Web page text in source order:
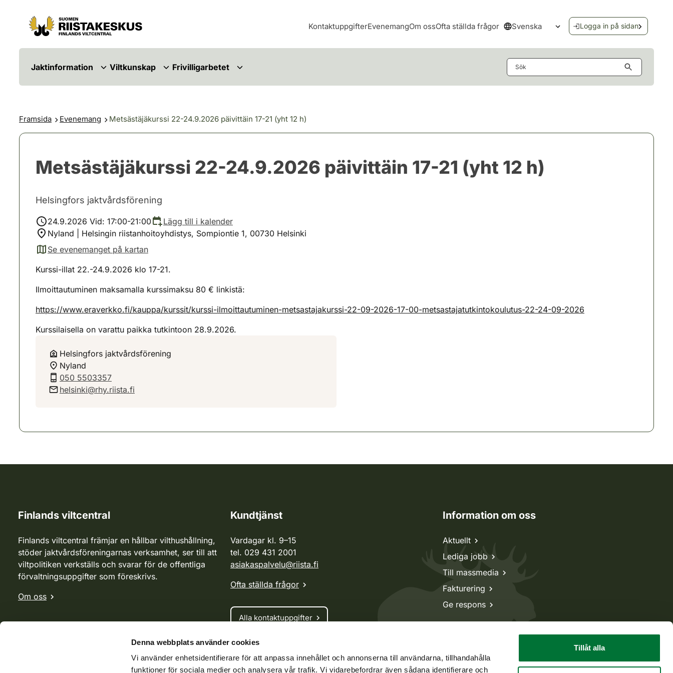
Denna webbplats använder cookies
Vi använder enhetsidentifierare för att anpassa innehållet och annonserna till användarna, tillhandahålla
funktioner för sociala medier och analysera vår trafik. Vi vidarebefordrar även sådana identifierare och
Tillåt alla
Hoppa till innehåll
Gå till webbplatskartan
KontaktuppgifterEvenemangOm ossOfta ställda frågor Svenska
Öppna språkmenyn
Logga in på sidan
Jaktinformation Viltkunskap Frivilligarbetet
Framsida Evenemang Metsästäjäkurssi 22-24.9.2026 päivittäin 17-21 (yht 12 h)
Metsästäjäkurssi 22-24.9.2026 päivittäin 17-21 (yht 12 h)
Helsingfors jaktvårdsförening
24.9.2026 Vid: 17:00-21:00
Lägg till i kalender
Nyland | Helsingin riistanhoitoyhdistys, Sompiontie 1, 00730 Helsinki
Se evenemanget på kartan
(avautuu uuteen välilehteen)
Kurssi-illat 22.-24.9.2026 klo 17-21.
Ilmoittautuminen maksamalla kurssimaksu 80 € linkistä:
https://www.eraverkko.fi/kauppa/kurssit/kurssi-ilmoittautuminen-metsastajakurssi-22-09-2026-17-00-metsastajatutkintokoulutus-22-24-09-2026
Kurssilaisella on varattu paikka tutkintoon 28.9.2026.
Helsingfors jaktvårdsförening
Nyland
050 5503357
helsinki@rhy.riista.fi
Finlands viltcentral
Finlands viltcentral främjar en hållbar vilthushållning,
stöder jaktvårdsföreningarnas verksamhet, ser till att
viltpolitiken verkställs och svarar för de offentliga
förvaltningsuppgifter som föreskrivs.
Om oss
Kundtjänst
Vardagar kl. 9–15
tel. 029 431 2001
asiakaspalvelu@riista.fi
Ofta ställda frågor
Alla kontaktuppgifter
Jaktkort
Oma riista -tjänsten
Information om oss
Aktuellt
Lediga jobb
Till massmedia
Fakturering
Ge respons